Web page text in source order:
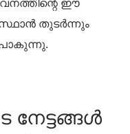
ഈ
തുടർന്നും